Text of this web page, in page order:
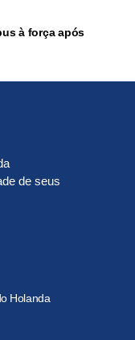
à força após
de seus
Holanda